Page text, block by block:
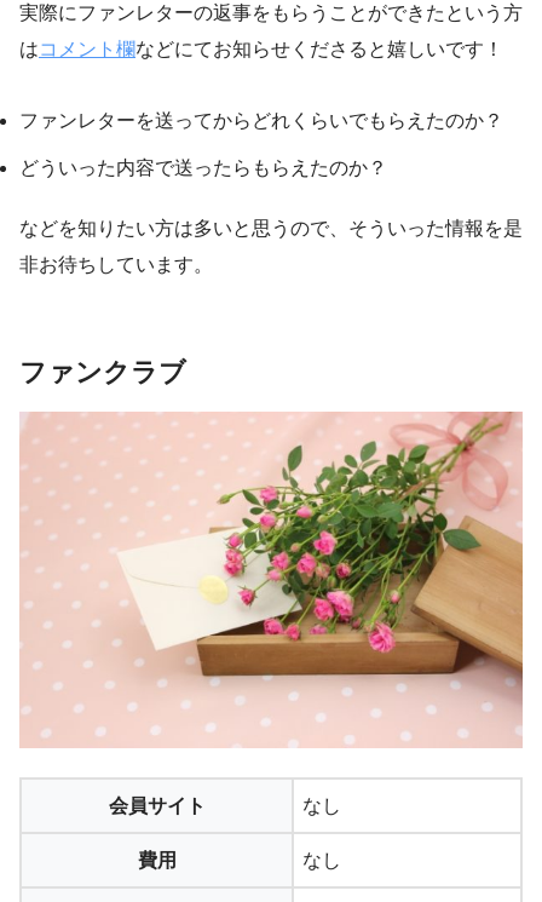
実際にファンレターの返事をもらうことができたという方
はコメント欄などにてお知らせくださると嬉しいです！
ファンレターを送ってからどれくらいでもらえたのか？
どういった内容で送ったらもらえたのか？
などを知りたい方は多いと思うので、そういった情報を是
非お待ちしています。
ファンクラブ
会員サイト なし
費用 なし